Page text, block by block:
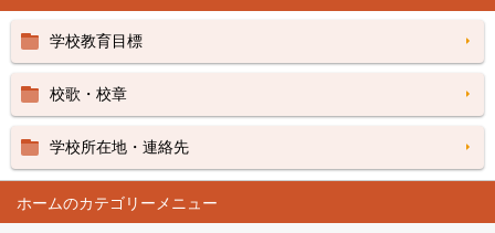
ホーム
学校教育目標
校歌・校章
学校所在地・連絡先